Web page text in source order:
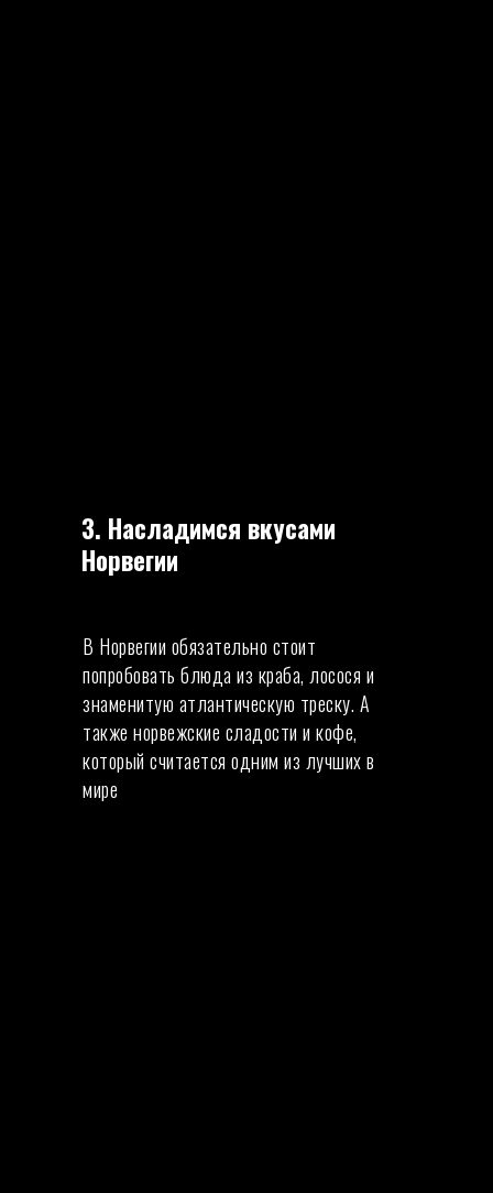
В Норвегии обязательно стоит
попробовать блюда из краба, лосося и
знаменитую атлантическую треску. А
также норвежские сладости и кофе,
который считается одним из лучших в
мире
3. Насладимся вкусами
Норвегии